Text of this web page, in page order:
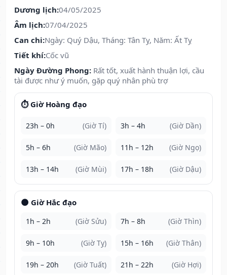
Dương lịch:04/05/2025
Âm lịch:07/04/2025
Can chi:Ngày: Quý Dậu, Tháng: Tân Tỵ, Năm: Ất Tỵ
Tiết khí:Cốc vũ
Ngày Đường Phong: Rất tốt, xuất hành thuận lợi, cầu
tài được như ý muốn, gặp quý nhân phù trợ
⏱️ Giờ Hoàng đạo
23h – 0h (Giờ Tí) 3h – 4h (Giờ Dần)
5h – 6h (Giờ Mão) 11h – 12h (Giờ Ngọ)
13h – 14h (Giờ Mùi) 17h – 18h (Giờ Dậu)
🌑 Giờ Hắc đạo
1h – 2h (Giờ Sửu) 7h – 8h (Giờ Thìn)
9h – 10h (Giờ Tỵ) 15h – 16h (Giờ Thân)
19h – 20h (Giờ Tuất) 21h – 22h (Giờ Hợi)